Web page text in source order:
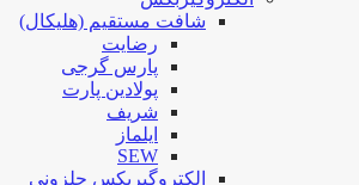
شافت مستقیم (هلیکال)
رضایت
پارس گرجی
پولادین پارت
شریف
ایلماز
SEW
الکتروگیربکس حلزونی